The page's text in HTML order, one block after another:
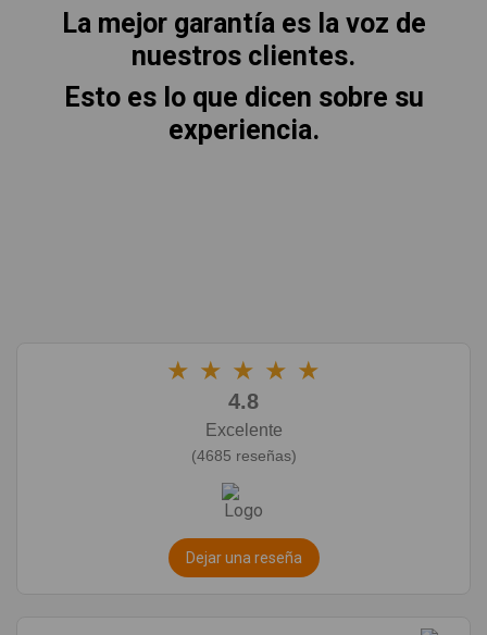
La mejor garantía es la voz de
nuestros clientes.
Esto es lo que dicen sobre su
experiencia.
★ ★ ★ ★ ★
4.8
Excelente
(4685 reseñas)
Dejar una reseña